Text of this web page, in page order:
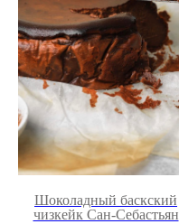
Шоколадный баскский
чизкейк Сан-Себастьян